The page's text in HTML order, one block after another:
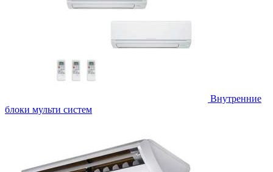
Внутренние
блоки мульти систем